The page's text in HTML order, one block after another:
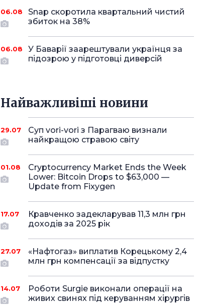
06.08
Snap скоротила квартальний чистий
збиток на 38%
06.08
У Баварії заарештували українця за
підозрою у підготовці диверсій
Найважливіші новини
29.07
Суп vori-vori з Парагваю визнали
найкращою стравою світу
01.08
Cryptocurrency Market Ends the Week
Lower: Bitcoin Drops to $63,000 —
Update from Fixygen
17.07
Кравченко задекларував 11,3 млн грн
доходів за 2025 рік
27.07
«Нафтогаз» виплатив Корецькому 2,4
млн грн компенсації за відпустку
14.07
Роботи Surgie виконали операції на
живих свинях під керуванням хірургів